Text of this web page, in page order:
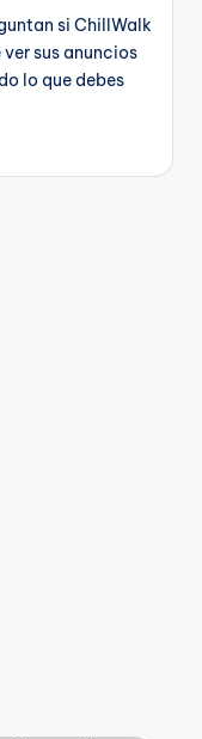
si ChillWalk
sus anuncios
lo que debes